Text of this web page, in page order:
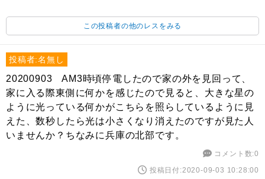
この投稿者の他のレスをみる
投稿者:名無し
20200903 AM3時頃停電したので家の外を見回って、
家に入る際東側に何かを感じたので見ると、大きな星の
ように光っている何かがこちらを照らしているように見
えた、数秒したら光は小さくなり消えたのですが見た人
いませんか？ちなみに兵庫の北部です。
コメント数:0
投稿日付:2020-09-03 10:28:00